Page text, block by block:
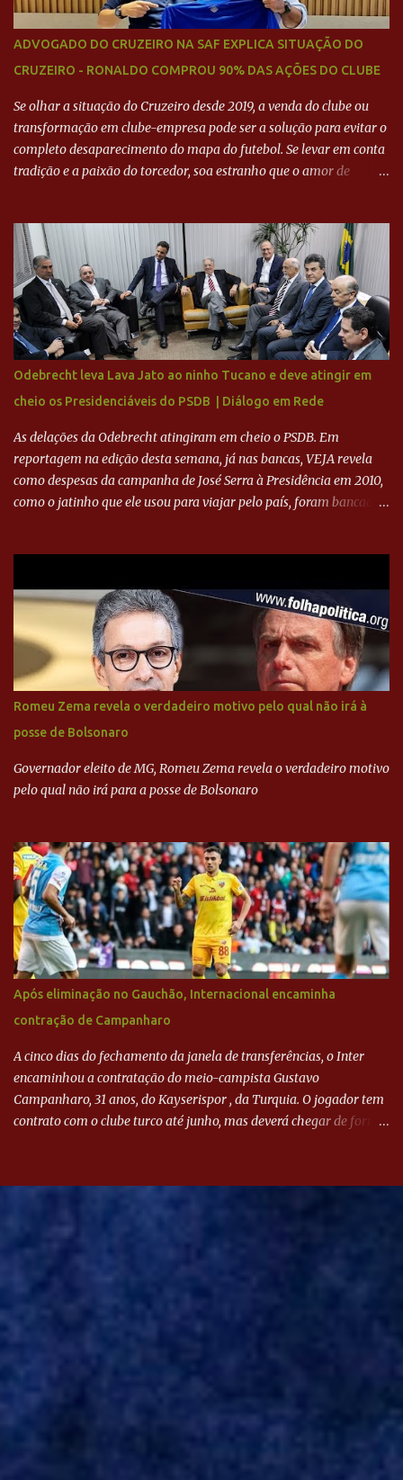
ADVOGADO DO CRUZEIRO NA SAF EXPLICA SITUAÇÃO DO
CRUZEIRO - RONALDO COMPROU 90% DAS AÇÕES DO CLUBE
Se olhar a situação do Cruzeiro desde 2019, a venda do clube ou
transformação em clube-empresa pode ser a solução para evitar o
completo desaparecimento do mapa do futebol. Se levar em conta
tradição e a paixão do torcedor, soa estranho que o amor de
feito imediatamente para pagamento de dívidas emergenciais e
investimentos no departamento de futebol. O projeto apresentado
para a recuperação do Cruzeiro, o aporte financeiro inicial, com
Ronaldo sendo solidário à dívida de R$ 1 bilhão a partir de agora,
mais o peso que o ex-atacante tem no mundo do futebol, além de
sua história na Raposa, pesaram para que um dos mais icônicos
camisas 9 acertasse a compra do clube. Fonte: Itatiaia Fonte:
ADVOGADO DO CRUZEIRO NA SAF EXPLICA SITUAÇÃO DO
CRUZEIRO - RONALDO COMPROU 90% DAS AÇÕES DO CLUBE
Odebrecht leva Lava Jato ao ninho Tucano e deve atingir em
cheio os Presidenciáveis do PSDB | Diálogo em Rede
As delações da Odebrecht atingiram em cheio o PSDB. Em
reportagem na edição desta semana, já nas bancas, VEJA revela
como despesas da campanha de José Serra à Presidência em 2010,
como o jatinho que ele usou para viajar pelo país, foram bancadas
Executiva Nacional do PSDB (Valter Campanato/Agência Brasil) O
texto também põe fim a um mistério: três fontes confirmaram à
revista que o codinome “santo” que aparece em planilhas da
empreiteira refere-se ao governador de São Paulo, Geraldo
Alckmin (PSDB) — nenhum deles, no entanto, disse ter negociado
diretamente com o paulista. Depoimentos mostram como o
dinheiro da Odebrecht bancou a campanha de Serra em 2010 Leia
mais... A Lava Jato chega ao PSDB | VEJA.com
Romeu Zema revela o verdadeiro motivo pelo qual não irá à
posse de Bolsonaro
Governador eleito de MG, Romeu Zema revela o verdadeiro motivo
pelo qual não irá para a posse de Bolsonaro
Após eliminação no Gauchão, Internacional encaminha
contração de Campanharo
A cinco dias do fechamento da janela de transferências, o Inter
encaminhou a contratação do meio-campista Gustavo
Campanharo, 31 anos, do Kayserispor , da Turquia. O jogador tem
contrato com o clube turco até junho, mas deverá chegar de forma
Evian, da França, Hellas Verona, da Itália, e Ludogorets, da
Desde então, está no Kayserispor. Caso a negociação seja
concretizada, o jogador chegará ao Beira-Rio para ser mais uma